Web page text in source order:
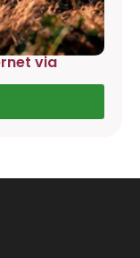
via